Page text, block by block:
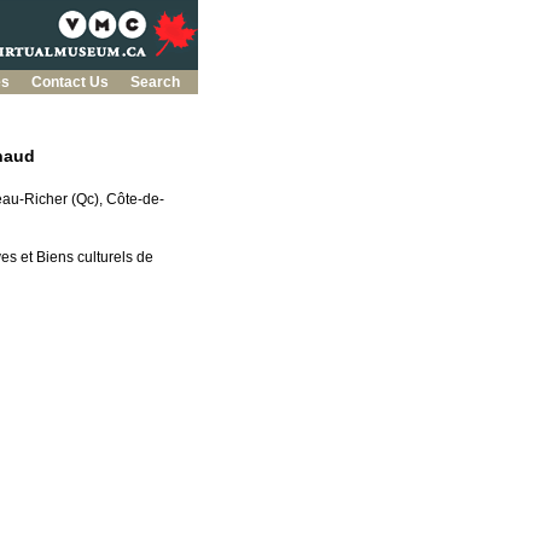
Contact Us
Search